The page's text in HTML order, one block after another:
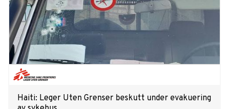
Haiti: Leger Uten Grenser beskutt under evakuering